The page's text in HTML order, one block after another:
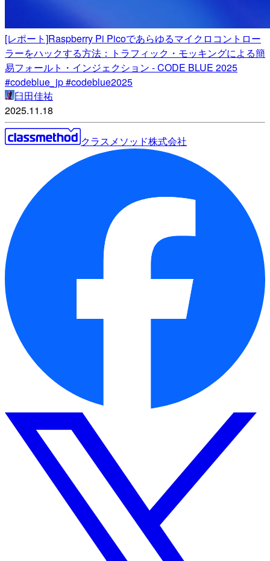
[レポート]Raspberry Pi Picoであらゆるマイクロコントロー
ラーをハックする方法：トラフィック・モッキングによる簡
易フォールト・インジェクション - CODE BLUE 2025
#codeblue_jp #codeblue2025
臼田佳祐
2025.11.18
クラスメソッド株式会社